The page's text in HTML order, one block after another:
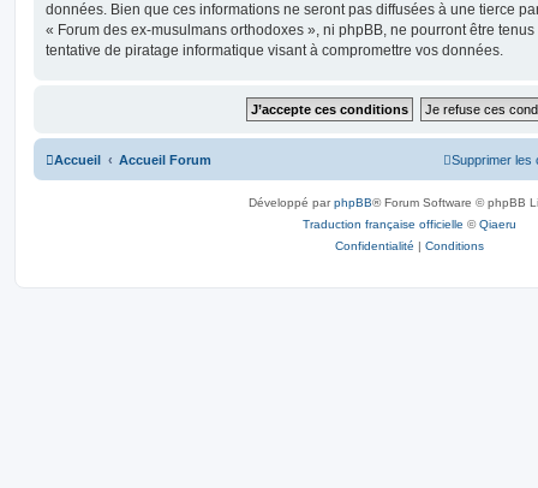
données. Bien que ces informations ne seront pas diffusées à une tierce
« Forum des ex-musulmans orthodoxes », ni phpBB, ne pourront être
tentative de piratage informatique visant à compromettre vos données.
Accueil Accueil Forum Supprimer les
Développé parphpBB® Forum Software © phpBB
Traduction française officielle ©Qiaeru
Confidentialité | Conditions